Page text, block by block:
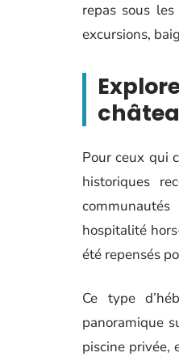
repas sous
excursions,
Pour ceux qui
historiques
hospitalité
été repensés
Ce type
panoramique
piscine privée,